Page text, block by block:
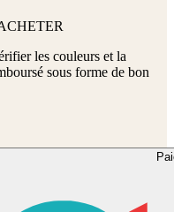
les couleurs et la
sous forme de bon